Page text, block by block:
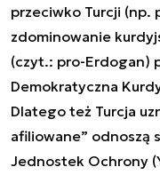
przeciwko Turcji (np.
zdominowanie
(czyt.: pro-Erdogan)
Demokratyczna
Dlatego też Turcja
afiliowane” odnoszą
Jednostek Ochrony